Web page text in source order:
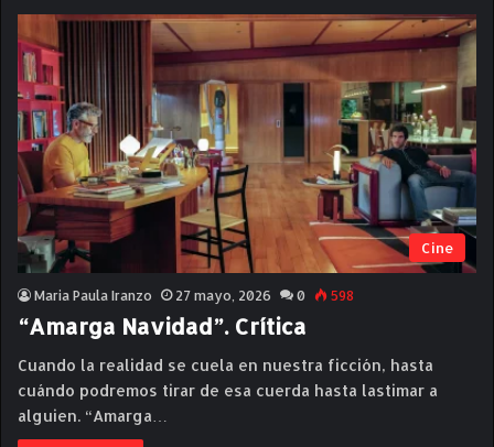
Cine
Maria Paula Iranzo 27 mayo, 2026 0 598
“Amarga Navidad”. Crítica
Cuando la realidad se cuela en nuestra ficción, hasta
cuándo podremos tirar de esa cuerda hasta lastimar a
alguien. “Amarga…